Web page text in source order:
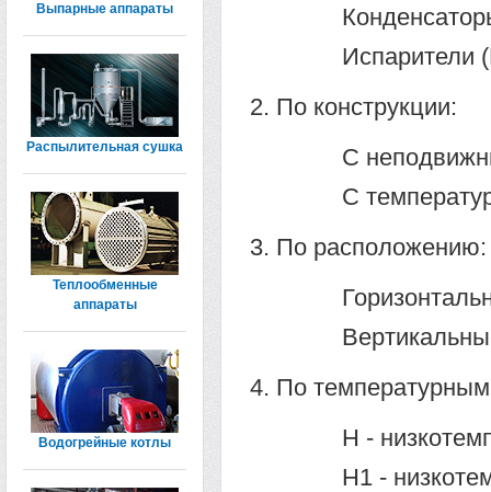
Испарители
По конструкции:
С
С
По расположению:
По
Н -
H1 -
Выпарные аппараты
Распылительная сушка
Теплообменные
аппараты
Водогрейные котлы